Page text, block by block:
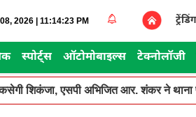
2026 | 11:14:23 PM
स्पोर्ट्स ऑटोमोबाइल्स टेक्नोलॉजी
शिकंजा, एसपी अभिजित आर. शंकर ने थाना